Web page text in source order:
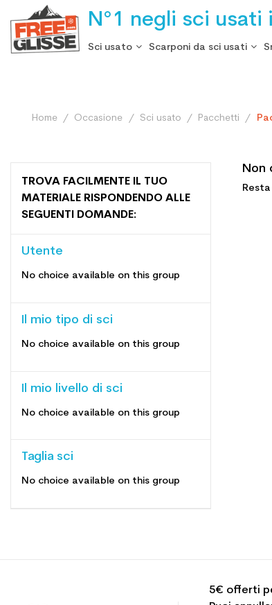
N°1 negli sci usati
Sci usato Scarponi da sci usati
Home Occasione Sci usato Pacchetti
TROVA FACILMENTE IL TUO
MATERIALE RISPONDENDO ALLE
SEGUENTI DOMANDE:
Utente
No choice available on this group
Il mio tipo di sci
No choice available on this group
Il mio livello di sci
No choice available on this group
Taglia sci
No choice available on this group
Non
5€ offerti